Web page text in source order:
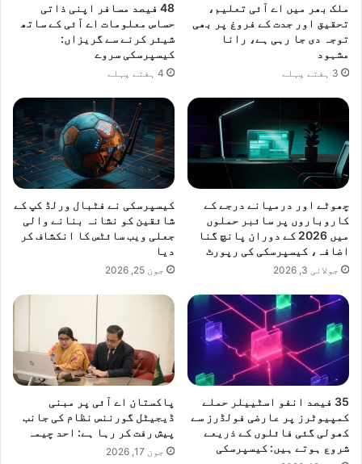
ملک بھر میں اے آئی تعلیم،
تحقیق اور جدت کے فروغ پر بھی
توجہ دی جا رہی ہے، رانا
مشہود
3 ہفتے پہلے
48 فیصد مسافر اپنی ذاتی
حساس معلومات اے آئی کے ساتھ
شیئر کرنے سے گریزاں:
کیسپرسکی سروے
4 ہفتے پہلے
چھوٹے اور درمیانے درجے کے
کاروباروں پر سائبر حملوں
میں 2026 کے دوران پانچ گنا
اضافہ، کیسپرسکی کی رپورٹ
جولائی 3, 2026
کیسپرسکی نے فٹبال ورلڈ کپ کے
شائقین کو نشانہ بنانے والی
جعلی ویب سائٹس کا انکشاف کر
دیا
جون 25, 2026
35 فیصد انفو اسٹییلر حملے
کمپیوٹرز پر عارضی فولڈرز سے
کھولی گئی فائلوں کے ذریعے
شروع ہوتے ہیں: کیسپرسکی
پاکستان اے آئی پر مبنی
ڈیجیٹل گورننس نظام کی جانب
پیش رفت کر رہا ہے: احد چیمہ
جون 17, 2026